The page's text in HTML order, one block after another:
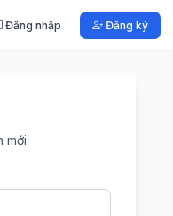
Đăng nhập Đăng ký
mới